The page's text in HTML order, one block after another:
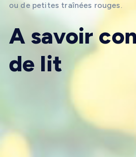
ou de petites traînées rouges.
A savoir
de lit